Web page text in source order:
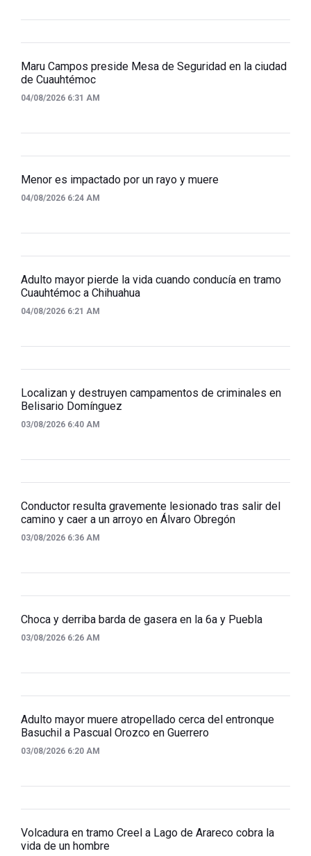
Maru Campos preside Mesa de Seguridad en la ciudad
de Cuauhtémoc
04/08/2026 6:31 AM
Menor es impactado por un rayo y muere
04/08/2026 6:24 AM
Adulto mayor pierde la vida cuando conducía en tramo
Cuauhtémoc a Chihuahua
04/08/2026 6:21 AM
Localizan y destruyen campamentos de criminales en
Belisario Domínguez
03/08/2026 6:40 AM
Conductor resulta gravemente lesionado tras salir del
camino y caer a un arroyo en Álvaro Obregón
03/08/2026 6:36 AM
Choca y derriba barda de gasera en la 6a y Puebla
03/08/2026 6:26 AM
Adulto mayor muere atropellado cerca del entronque
Basuchil a Pascual Orozco en Guerrero
03/08/2026 6:20 AM
Volcadura en tramo Creel a Lago de Arareco cobra la
vida de un hombre